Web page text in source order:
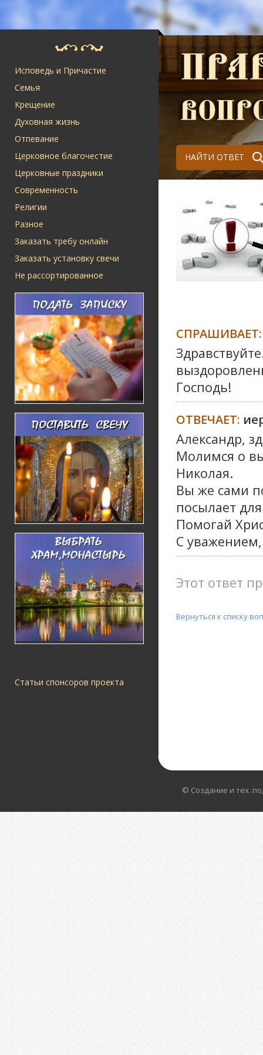
Исповедь и Причастие
Семья
Крещение
Духовная жизнь
Отпевание
Церковное благочестие
Церковные праздники
Современность
Религии
Разное
Заказать требу онлайн
Заказать установку свечи
Не рассортированное
Статьи спонсоров проекта
НАЙТИ ОТВЕТ
СПРАШИВАЕТ:
Господь!
ОТВЕЧАЕТ:
Александр,
Молимся о
Николая.
Вы же сами
посылает
Помогай
С уважением,
Этот ответ
Вернуться к списку
© Создание и тех.